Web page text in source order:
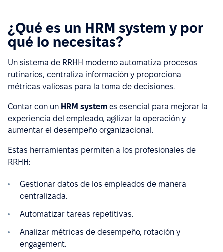
¿Qué es un HRM system y por
qué lo necesitas?
Un sistema de RRHH moderno automatiza procesos
rutinarios, centraliza información y proporciona
métricas valiosas para la toma de decisiones.
Contar con un HRM system es esencial para mejorar la
experiencia del empleado, agilizar la operación y
aumentar el desempeño organizacional.
Estas herramientas permiten a los profesionales de
RRHH:
Gestionar datos de los empleados de manera
centralizada.
Automatizar tareas repetitivas.
Analizar métricas de desempeño, rotación y
engagement.